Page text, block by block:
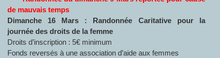
de mauvais temps
Dimanche 16 Mars : Randonnée Caritative pour la
journée des droits de la femme
Droits d’inscription : 5€ minimum
Fonds reversés à une association d’aide aux femmes